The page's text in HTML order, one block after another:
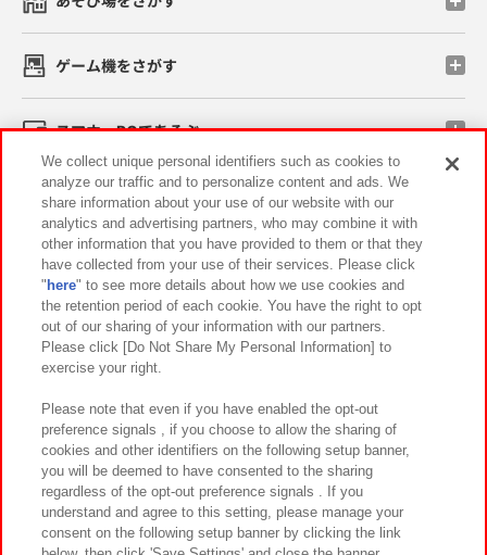
ゲーム機をさがす
スマホ・PCであそぶ
イベント・キャンペーン
関連会社 サステナビリティ サイトポリシー
プライバシーポリシー ウェブアクセシビリティ方針と検証結果
お取引先さまとともに
カスタマーハラスメント対応方針 よくあるご質問・お問い合わせ
We collect unique personal identifiers such as cookies to
analyze our traffic and to personalize content and ads. We
share information about your use of our website with our
analytics and advertising partners, who may combine it with
other information that you have provided to them or that they
have collected from your use of their services. Please click
" here" to see more details about how we use cookies and
the retention period of each cookie. You have the right to opt
out of our sharing of your information with our partners.
Please click [Do Not Share My Personal Information] to
exercise your right.
Please note that even if you have enabled the opt-out
preference signals , if you choose to allow the sharing of
cookies and other identifiers on the following setup banner,
you will be deemed to have consented to the sharing
regardless of the opt-out preference signals . If you
understand and agree to this setting, please manage your
consent on the following setup banner by clicking the link